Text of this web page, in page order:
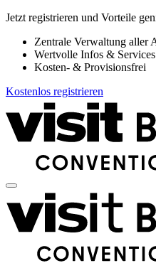
Jetzt registrieren und Vorteile
Zentrale Verwaltung aller
Wertvolle Infos &
Kosten- & Provisionsfrei
Kostenlos registrieren